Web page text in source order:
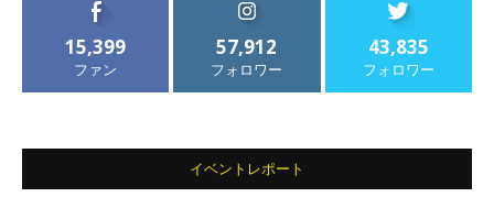
15,399
ファン
57,912
フォロワー
43,835
フォロワー
イベントレポート